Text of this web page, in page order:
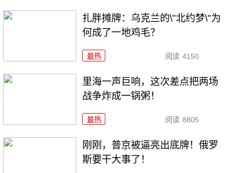
扎胖摊牌：乌克兰的\"北约梦\"为
何成了一地鸡毛？
最热 阅读 4150
里海一声巨响，这次差点把两场
战争炸成一锅粥！
最热 阅读 8805
刚刚，普京被逼亮出底牌！俄罗
斯要干大事了！